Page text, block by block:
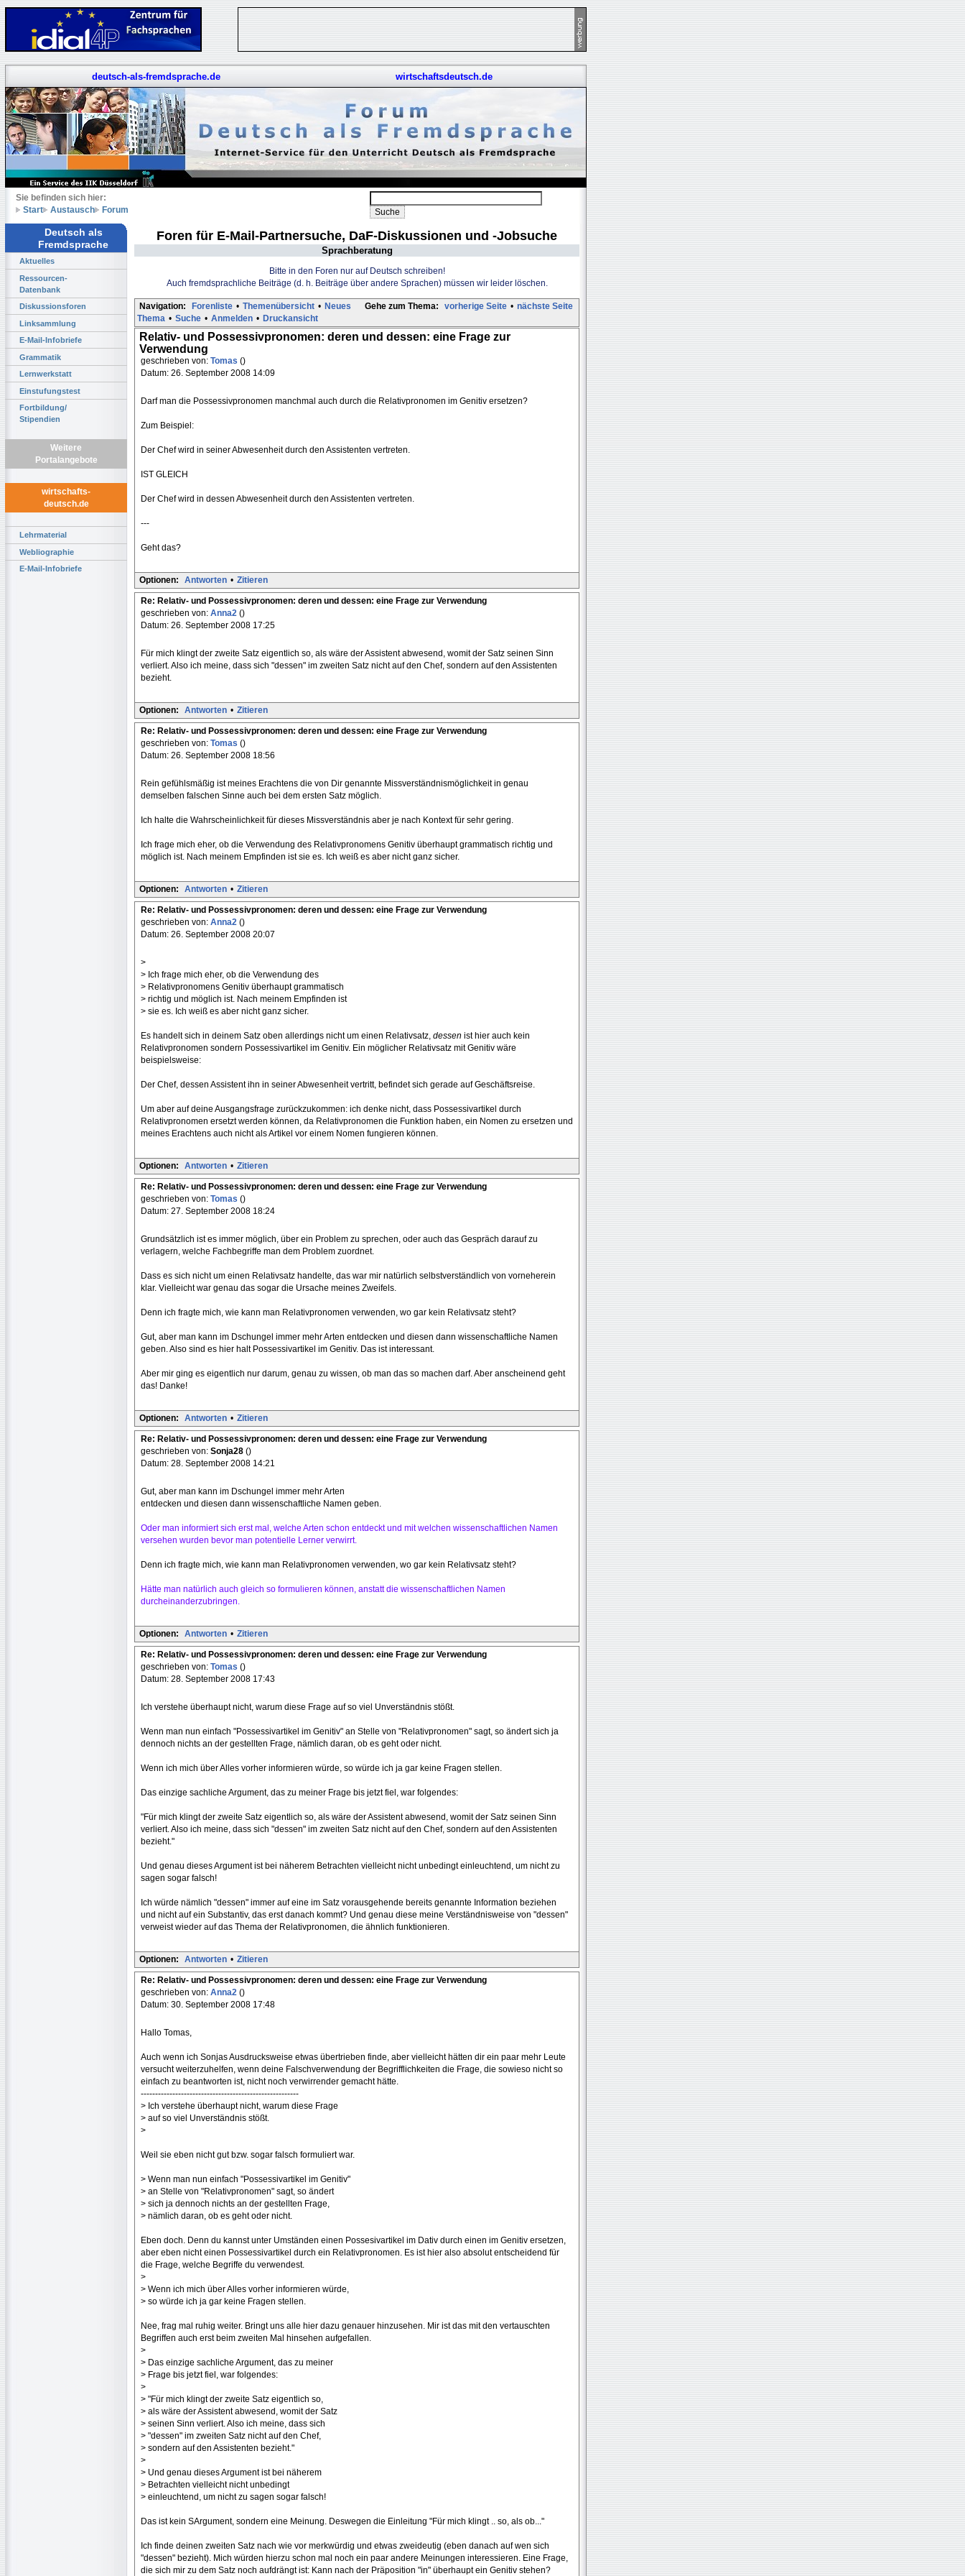
deutsch-als-fremdsprache.de wirtschaftsdeutsch.de
Sie befinden sich hier:
Start
Austausch Forum
Deutsch als
Fremdsprache
Aktuelles
Ressourcen-
Datenbank
Diskussionsforen
Linksammlung
E-Mail-Infobriefe
Grammatik
Lernwerkstatt
Einstufungstest
Fortbildung/
Stipendien
Weitere
Portalangebote
wirtschafts-
deutsch.de
Lehrmaterial
Webliographie
E-Mail-Infobriefe
Foren für E-Mail-Partnersuche, DaF-Diskussionen und -Jobsuche
Sprachberatung
Bitte in den Foren nur auf Deutsch schreiben!
Auch fremdsprachliche Beiträge (d. h. Beiträge über andere Sprachen) müssen wir leider löschen.
Gehe zum Thema: vorherige Seite • nächste Seite
Navigation: Forenliste • Themenübersicht • Neues
Thema • Suche • Anmelden • Druckansicht
Relativ- und Possessivpronomen: deren und dessen: eine Frage zur
Verwendung
geschrieben von: Tomas ()
Datum: 26. September 2008 14:09
Darf man die Possessivpronomen manchmal auch durch die Relativpronomen im Genitiv ersetzen?
Zum Beispiel:
Der Chef wird in seiner Abwesenheit durch den Assistenten vertreten.
IST GLEICH
Der Chef wird in dessen Abwesenheit durch den Assistenten vertreten.
---
Geht das?
Optionen: Antworten • Zitieren
Re: Relativ- und Possessivpronomen: deren und dessen: eine Frage zur Verwendung
geschrieben von: Anna2 ()
Datum: 26. September 2008 17:25
Für mich klingt der zweite Satz eigentlich so, als wäre der Assistent abwesend, womit der Satz seinen Sinn
verliert. Also ich meine, dass sich "dessen" im zweiten Satz nicht auf den Chef, sondern auf den Assistenten
bezieht.
Optionen: Antworten • Zitieren
Re: Relativ- und Possessivpronomen: deren und dessen: eine Frage zur Verwendung
geschrieben von: Tomas ()
Datum: 26. September 2008 18:56
Rein gefühlsmäßig ist meines Erachtens die von Dir genannte Missverständnismöglichkeit in genau
demselben falschen Sinne auch bei dem ersten Satz möglich.
Ich halte die Wahrscheinlichkeit für dieses Missverständnis aber je nach Kontext für sehr gering.
Ich frage mich eher, ob die Verwendung des Relativpronomens Genitiv überhaupt grammatisch richtig und
möglich ist. Nach meinem Empfinden ist sie es. Ich weiß es aber nicht ganz sicher.
Optionen: Antworten • Zitieren
Re: Relativ- und Possessivpronomen: deren und dessen: eine Frage zur Verwendung
geschrieben von: Anna2 ()
Datum: 26. September 2008 20:07
>
> Ich frage mich eher, ob die Verwendung des
> Relativpronomens Genitiv überhaupt grammatisch
> richtig und möglich ist. Nach meinem Empfinden ist
> sie es. Ich weiß es aber nicht ganz sicher.
Es handelt sich in deinem Satz oben allerdings nicht um einen Relativsatz, dessen ist hier auch kein
Relativpronomen sondern Possessivartikel im Genitiv. Ein möglicher Relativsatz mit Genitiv wäre
beispielsweise:
Der Chef, dessen Assistent ihn in seiner Abwesenheit vertritt, befindet sich gerade auf Geschäftsreise.
Um aber auf deine Ausgangsfrage zurückzukommen: ich denke nicht, dass Possessivartikel durch
Relativpronomen ersetzt werden können, da Relativpronomen die Funktion haben, ein Nomen zu ersetzen und
meines Erachtens auch nicht als Artikel vor einem Nomen fungieren können.
Optionen: Antworten • Zitieren
Re: Relativ- und Possessivpronomen: deren und dessen: eine Frage zur Verwendung
geschrieben von: Tomas ()
Datum: 27. September 2008 18:24
Grundsätzlich ist es immer möglich, über ein Problem zu sprechen, oder auch das Gespräch darauf zu
verlagern, welche Fachbegriffe man dem Problem zuordnet.
Dass es sich nicht um einen Relativsatz handelte, das war mir natürlich selbstverständlich von vorneherein
klar. Vielleicht war genau das sogar die Ursache meines Zweifels.
Denn ich fragte mich, wie kann man Relativpronomen verwenden, wo gar kein Relativsatz steht?
Gut, aber man kann im Dschungel immer mehr Arten entdecken und diesen dann wissenschaftliche Namen
geben. Also sind es hier halt Possessivartikel im Genitiv. Das ist interessant.
Aber mir ging es eigentlich nur darum, genau zu wissen, ob man das so machen darf. Aber anscheinend geht
das! Danke!
Optionen: Antworten • Zitieren
Re: Relativ- und Possessivpronomen: deren und dessen: eine Frage zur Verwendung
geschrieben von: Sonja28 ()
Datum: 28. September 2008 14:21
Gut, aber man kann im Dschungel immer mehr Arten
entdecken und diesen dann wissenschaftliche Namen geben.
Oder man informiert sich erst mal, welche Arten schon entdeckt und mit welchen wissenschaftlichen Namen
versehen wurden bevor man potentielle Lerner verwirrt.
Denn ich fragte mich, wie kann man Relativpronomen verwenden, wo gar kein Relativsatz steht?
Hätte man natürlich auch gleich so formulieren können, anstatt die wissenschaftlichen Namen
durcheinanderzubringen.
Optionen: Antworten • Zitieren
Re: Relativ- und Possessivpronomen: deren und dessen: eine Frage zur Verwendung
geschrieben von: Tomas ()
Datum: 28. September 2008 17:43
Ich verstehe überhaupt nicht, warum diese Frage auf so viel Unverständnis stößt.
Wenn man nun einfach "Possessivartikel im Genitiv" an Stelle von "Relativpronomen" sagt, so ändert sich ja
dennoch nichts an der gestellten Frage, nämlich daran, ob es geht oder nicht.
Wenn ich mich über Alles vorher informieren würde, so würde ich ja gar keine Fragen stellen.
Das einzige sachliche Argument, das zu meiner Frage bis jetzt fiel, war folgendes:
"Für mich klingt der zweite Satz eigentlich so, als wäre der Assistent abwesend, womit der Satz seinen Sinn
verliert. Also ich meine, dass sich "dessen" im zweiten Satz nicht auf den Chef, sondern auf den Assistenten
bezieht."
Und genau dieses Argument ist bei näherem Betrachten vielleicht nicht unbedingt einleuchtend, um nicht zu
sagen sogar falsch!
Ich würde nämlich "dessen" immer auf eine im Satz vorausgehende bereits genannte Information beziehen
und nicht auf ein Substantiv, das erst danach kommt? Und genau diese meine Verständnisweise von "dessen"
verweist wieder auf das Thema der Relativpronomen, die ähnlich funktionieren.
Optionen: Antworten • Zitieren
Re: Relativ- und Possessivpronomen: deren und dessen: eine Frage zur Verwendung
geschrieben von: Anna2 ()
Datum: 30. September 2008 17:48
Hallo Tomas,
Auch wenn ich Sonjas Ausdrucksweise etwas übertrieben finde, aber vielleicht hätten dir ein paar mehr Leute
versucht weiterzuhelfen, wenn deine Falschverwendung der Begrifflichkeiten die Frage, die sowieso nicht so
einfach zu beantworten ist, nicht noch verwirrender gemacht hätte.
-------------------------------------------------------
> Ich verstehe überhaupt nicht, warum diese Frage
> auf so viel Unverständnis stößt.
>
Weil sie eben nicht gut bzw. sogar falsch formuliert war.
> Wenn man nun einfach "Possessivartikel im Genitiv"
> an Stelle von "Relativpronomen" sagt, so ändert
> sich ja dennoch nichts an der gestellten Frage,
> nämlich daran, ob es geht oder nicht.
Eben doch. Denn du kannst unter Umständen einen Possesivartikel im Dativ durch einen im Genitiv ersetzen,
aber eben nicht einen Possessivartikel durch ein Relativpronomen. Es ist hier also absolut entscheidend für
die Frage, welche Begriffe du verwendest.
>
> Wenn ich mich über Alles vorher informieren würde,
> so würde ich ja gar keine Fragen stellen.
Nee, frag mal ruhig weiter. Bringt uns alle hier dazu genauer hinzusehen. Mir ist das mit den vertauschten
Begriffen auch erst beim zweiten Mal hinsehen aufgefallen.
>
> Das einzige sachliche Argument, das zu meiner
> Frage bis jetzt fiel, war folgendes:
>
> "Für mich klingt der zweite Satz eigentlich so,
> als wäre der Assistent abwesend, womit der Satz
> seinen Sinn verliert. Also ich meine, dass sich
> "dessen" im zweiten Satz nicht auf den Chef,
> sondern auf den Assistenten bezieht."
>
> Und genau dieses Argument ist bei näherem
> Betrachten vielleicht nicht unbedingt
> einleuchtend, um nicht zu sagen sogar falsch!
Das ist kein SArgument, sondern eine Meinung. Deswegen die Einleitung "Für mich klingt .. so, als ob..."
Ich finde deinen zweiten Satz nach wie vor merkwürdig und etwas zweideutig (eben danach auf wen sich
"dessen" bezieht). Mich würden hierzu schon mal noch ein paar andere Meinungen interessieren. Eine Frage,
die sich mir zu dem Satz noch aufdrängt ist: Kann nach der Präposition "in" überhaupt ein Genitiv stehen?